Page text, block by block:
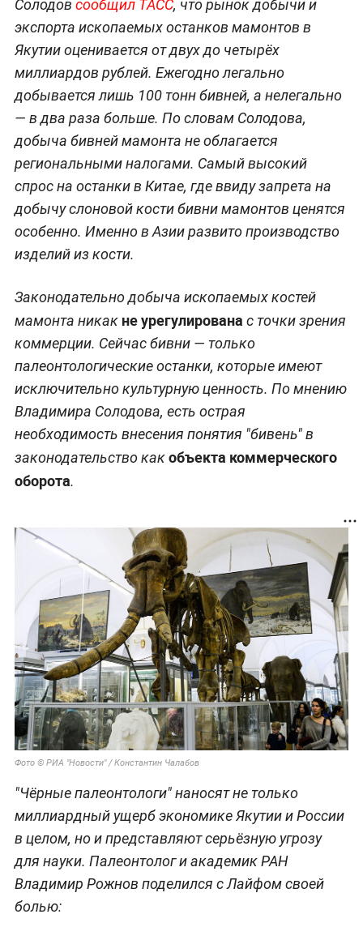
Солодов сообщил ТАСС, что рынок добычи и
экспорта ископаемых останков мамонтов в
Якутии оценивается от двух до четырёх
миллиардов рублей. Ежегодно легально
добывается лишь 100 тонн бивней, а нелегально
— в два раза больше. По словам Солодова,
добыча бивней мамонта не облагается
региональными налогами. Самый высокий
спрос на останки в Китае, где ввиду запрета на
добычу слоновой кости бивни мамонтов ценятся
особенно. Именно в Азии развито производство
изделий из кости.
Законодательно добыча ископаемых костей
мамонта никак не урегулирована с точки зрения
коммерции. Сейчас бивни — только
палеонтологические останки, которые имеют
исключительно культурную ценность. По мнению
Владимира Солодова, есть острая
необходимость внесения понятия "бивень" в
законодательство какобъекта коммерческого
оборота.
Фото © РИА "Новости" / Константин Чалабов
"Чёрные палеонтологи" наносят не только
миллиардный ущерб экономике Якутии и России
в целом, но и представляют серьёзную угрозу
для науки. Палеонтолог и академик РАН
Владимир Рожнов поделился с Лайфом своей
болью: